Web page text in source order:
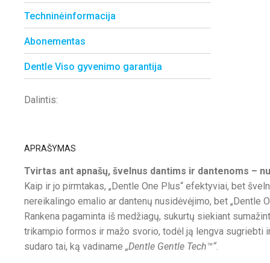
Techninėinformacija
Abonementas
Dentle Viso gyvenimo garantija
Dalintis:
APRAŠYMAS
Tvirtas ant apnašų, švelnus dantims ir dantenoms –
Kaip ir jo pirmtakas, „Dentle One Plus“ efektyviai, bet
nereikalingo emalio ar dantenų nusidėvėjimo, bet „Dentle
Rankena pagaminta iš medžiagų, sukurtų siekiant
trikampio formos ir mažo svorio, todėl ją lengva sugriebti
sudaro tai, ką vadiname„Dentle Gentle Tech™“.